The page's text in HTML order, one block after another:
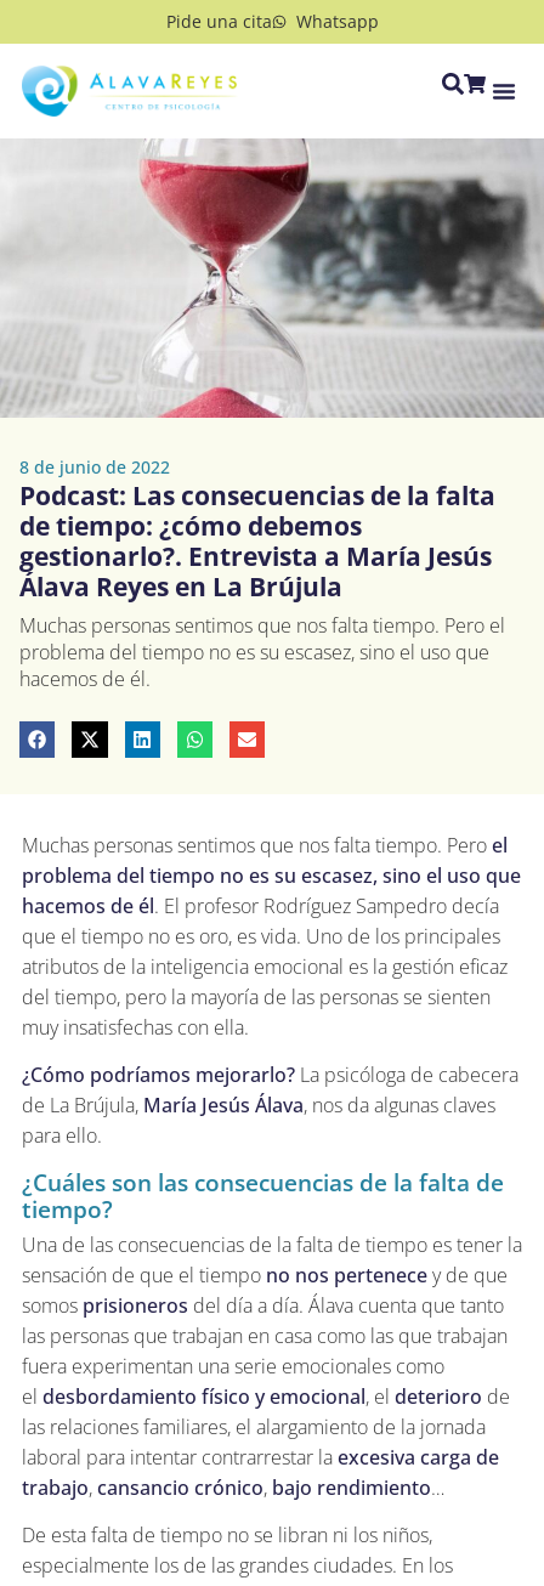
Pide una cita Whatsapp
8 de junio de 2022
Podcast: Las consecuencias de la falta
de tiempo: ¿cómo debemos
gestionarlo?. Entrevista a María Jesús
Álava Reyes en La Brújula
Muchas personas sentimos que nos falta tiempo. Pero el
problema del tiempo no es su escasez, sino el uso que
hacemos de él.
Muchas personas sentimos que nos falta tiempo. Peroel
problema del tiempo no es su escasez, sino el uso que
hacemos de él. El profesor Rodríguez Sampedro decía
que el tiempo no es oro, es vida. Uno de los principales
atributos de la inteligencia emocional es la gestión eficaz
del tiempo, pero la mayoría de las personas se sienten
muy insatisfechas con ella.
¿Cómo podríamos mejorarlo? La psicóloga de cabecera
de La Brújula, María Jesús Álava, nos da algunas claves
para ello.
¿Cuáles son las consecuencias de la falta de
tiempo?
Una de las consecuencias de la falta de tiempo es tener la
sensación de que el tiempo no nos pertenecey de que
somos prisioneros del día a día. Álava cuenta que tanto
las personas que trabajan en casa como las que trabajan
fuera experimentan una serie emocionales como
el desbordamiento físico y emocional, el deterioro de
las relaciones familiares, el alargamiento de la jornada
laboral para intentar contrarrestar laexcesiva carga de
trabajo,cansancio crónico, bajo rendimiento…
De esta falta de tiempo no se libran ni los niños,
especialmente los de las grandes ciudades. En los